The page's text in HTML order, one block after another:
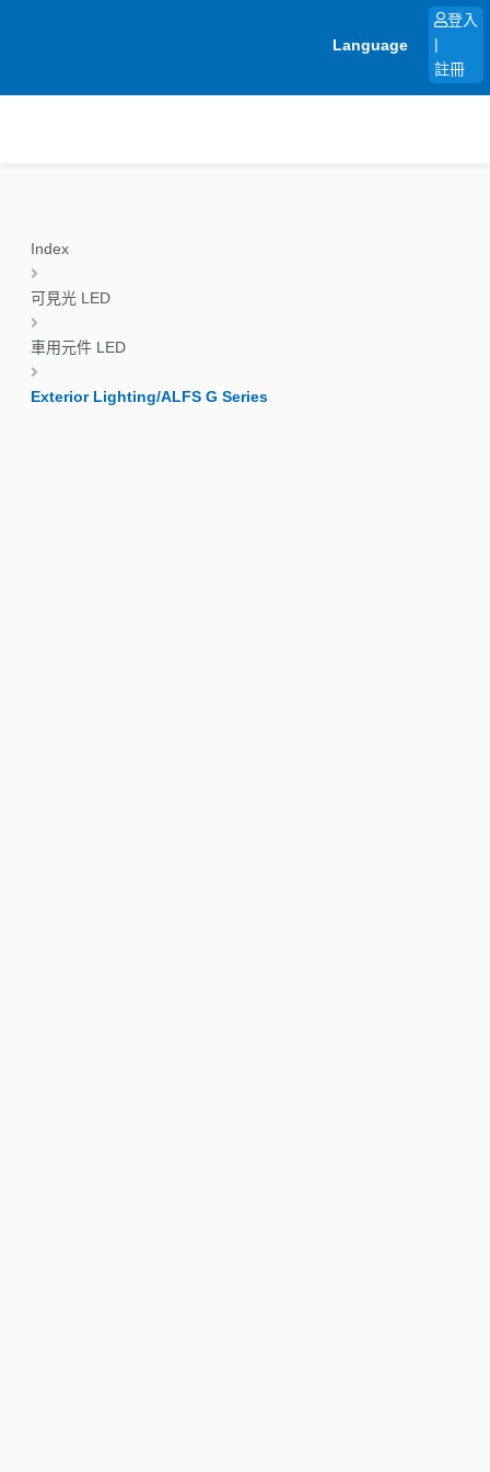
Language
登入
註冊
Index
可見光 LED
車用元件 LED
Exterior Lighting/ALFS G Series